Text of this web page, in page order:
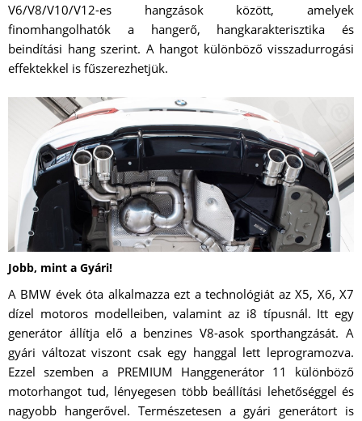
V6/V8/V10/V12-es hangzások között, amelyek
finomhangolhatók a hangerő, hangkarakterisztika és
beindítási hang szerint. A hangot különböző visszadurrogási
effektekkel is fűszerezhetjük.
Jobb, mint a Gyári!
A BMW évek óta alkalmazza ezt a technológiát az X5, X6, X7
dízel motoros modelleiben, valamint az i8 típusnál. Itt egy
generátor állítja elő a benzines V8-asok sporthangzását. A
gyári változat viszont csak egy hanggal lett leprogramozva.
Ezzel szemben a PREMIUM Hanggenerátor 11 különböző
motorhangot tud, lényegesen több beállítási lehetőséggel és
nagyobb hangerővel. Természetesen a gyári generátort is